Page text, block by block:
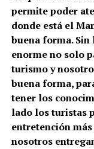
permite poder
donde está el
buena forma.
enorme no solo
turismo y
buena forma,
tener los
lado los turistas
entretención
nosotros